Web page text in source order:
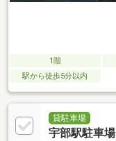
1階
駅から徒歩5分以内
貸駐車場
宇部駅駐車場